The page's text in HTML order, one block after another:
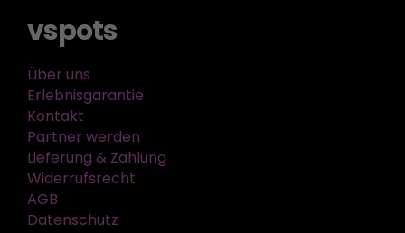
vspots
Über uns
Erlebnisgarantie
Kontakt
Partner werden
Lieferung & Zahlung
Widerrufsrecht
AGB
Datenschutz